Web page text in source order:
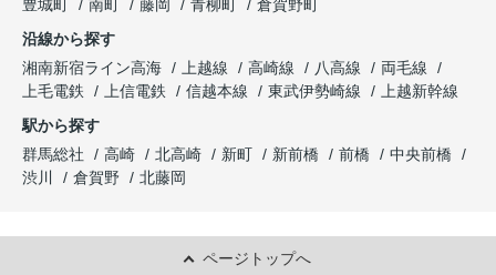
豊城町
南町 藤岡 青柳町
倉賀野町
沿線から探す
湘南新宿ライン高海
上越線 高崎線 八高線
両毛線
上毛電鉄
上信電鉄 信越本線 東武伊勢崎線
上越新幹線
駅から探す
群馬総社
高崎 北高崎 新町 新前橋 前橋
中央前橋
渋川
倉賀野 北藤岡
ページトップへ